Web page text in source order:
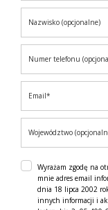
Wyrażam zgodę na
mnie adres email
dnia 18 lipca 2002
innych informacji i